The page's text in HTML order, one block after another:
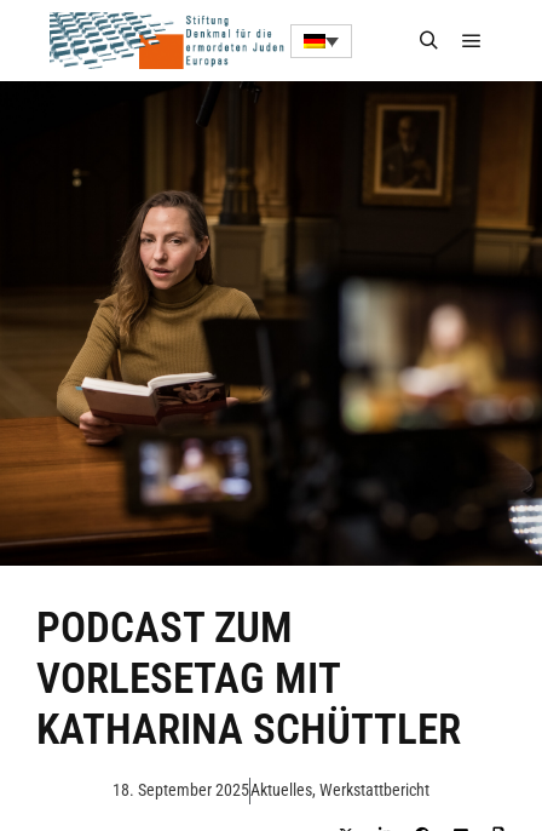
PODCAST ZUM
VORLESETAG MIT
KATHARINA SCHÜTTLER
18. September 2025Aktuelles, Werkstattbericht